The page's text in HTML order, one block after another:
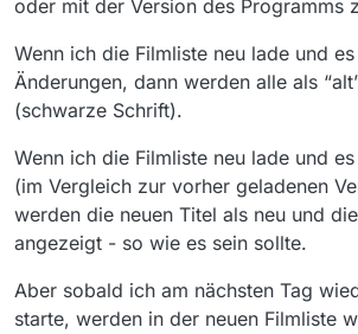
oder mit der Version des Programms
Wenn ich die Filmliste neu lade und
Änderungen, dann werden alle als
(schwarze Schrift).
Wenn ich die Filmliste neu lade und
(im Vergleich zur vorher geladenen
werden die neuen Titel als neu und
angezeigt - so wie es sein sollte.
Aber sobald ich am nächsten Tag
starte, werden in der neuen Filmliste